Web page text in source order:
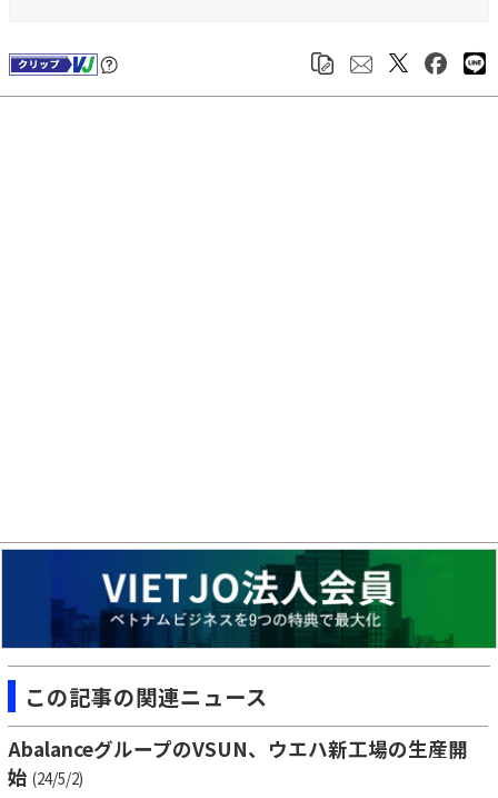
この記事の関連ニュース
AbalanceグループのVSUN、ウエハ新工場の生産開
始 (24/5/2)